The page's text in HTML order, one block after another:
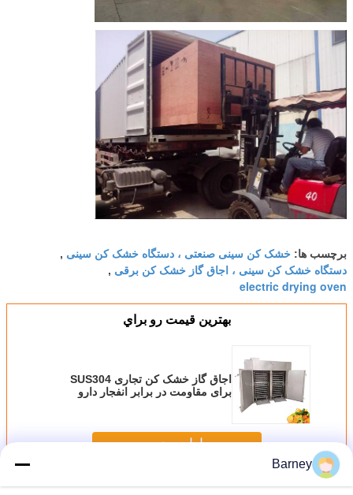
برچسب ها: خشک کن سینی صنعتی ، دستگاه خشک کن سینی ,
دستگاه خشک کن سینی ، اجاق گاز خشک کن برقی ,
electric drying oven
بهترين قيمت رو براي
اجاق گاز خشک کن تجاری SUS304
برای مقاومت در برابر انفجار دارو
ادامه هید
بیشاجاق گاز خشک کن سینی
Barney